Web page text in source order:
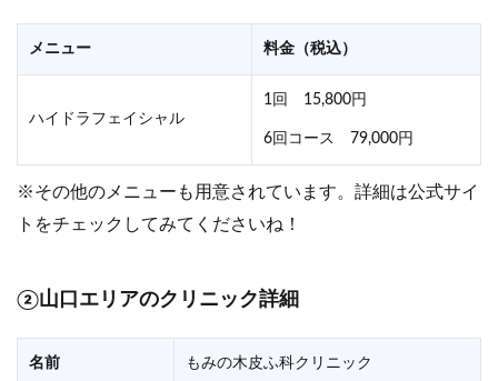
メニュー 料金（税込）
ハイドラフェイシャル
1回 15,800円
6回コース 79,000円
※その他のメニューも用意されています。詳細は公式サイ
トをチェックしてみてくださいね！
②山口エリアのクリニック詳細
名前 もみの木皮ふ科クリニック